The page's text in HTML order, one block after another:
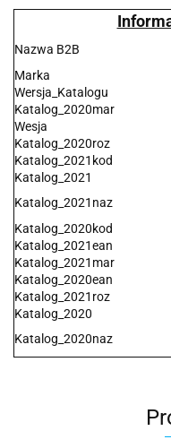
Nazwa B2B
Marka
Wersja_Katalogu
Katalog_2020mar
Wesja
Katalog_2020roz
Katalog_2021kod
Katalog_2021
Katalog_2021naz
Katalog_2020kod
Katalog_2021ean
Katalog_2021mar
Katalog_2020ean
Katalog_2021roz
Katalog_2020
Katalog_2020naz